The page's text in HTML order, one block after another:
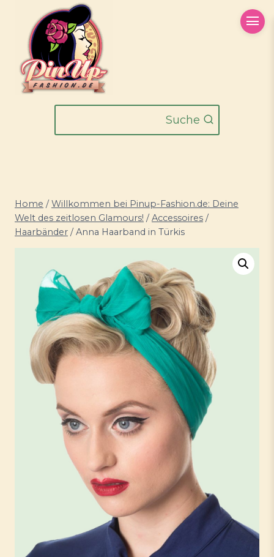
springen
Suche
Home / Willkommen bei Pinup-Fashion.de: Deine
Welt des zeitlosen Glamours! / Accessoires /
Haarbänder / Anna Haarband in Türkis